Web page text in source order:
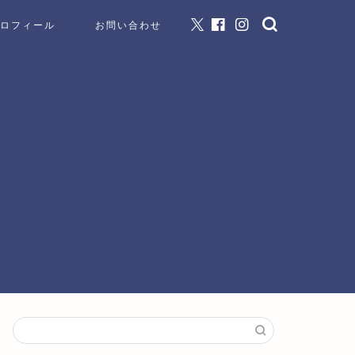
フィール お問い合わせ